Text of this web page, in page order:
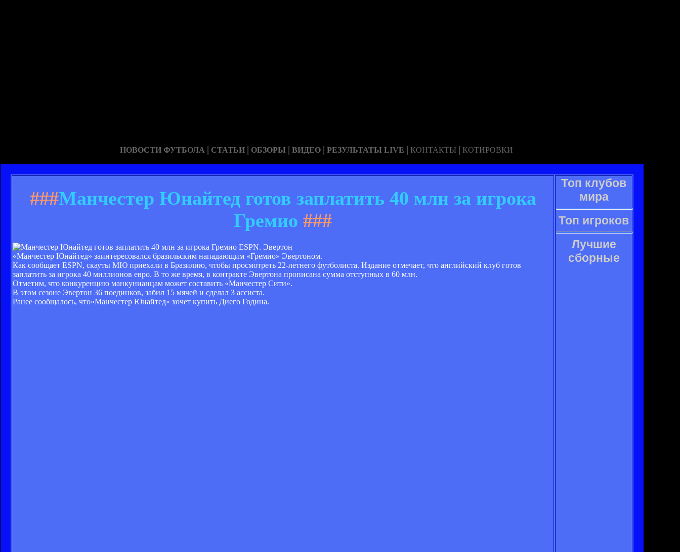
НОВОСТИ ФУТБОЛА | СТАТЬИ | ОБЗОРЫ | ВИДЕО | РЕЗУЛЬТАТЫ LIVE | КОНТАКТЫ | КОТИРОВКИ
###Манчестер Юнайтед готов заплатить 40 млн за игрока
Гремио ###
ESPN. Эвертон
«Манчестер Юнайтед» заинтересовался бразильским нападающим «Гремио» Эвертоном.
Как сообщает ESPN, скауты МЮ приехали в Бразилию, чтобы просмотреть 22-летнего футболиста. Издание отмечает, что английский клуб готов
заплатить за игрока 40 миллионов евро. В то же время, в контракте Эвертона прописана сумма отступных в 60 млн.
Отметим, что конкуренцию манкунианцам может составить «Манчестер Сити».
В этом сезоне Эвертон 36 поединков, забил 15 мячей и сделал 3 ассиста.
Ранее сообщалось, что«Манчестер Юнайтед» хочет купить Диего Година.
Топ клубов
мира
Топ игроков
Лучшие
сборные